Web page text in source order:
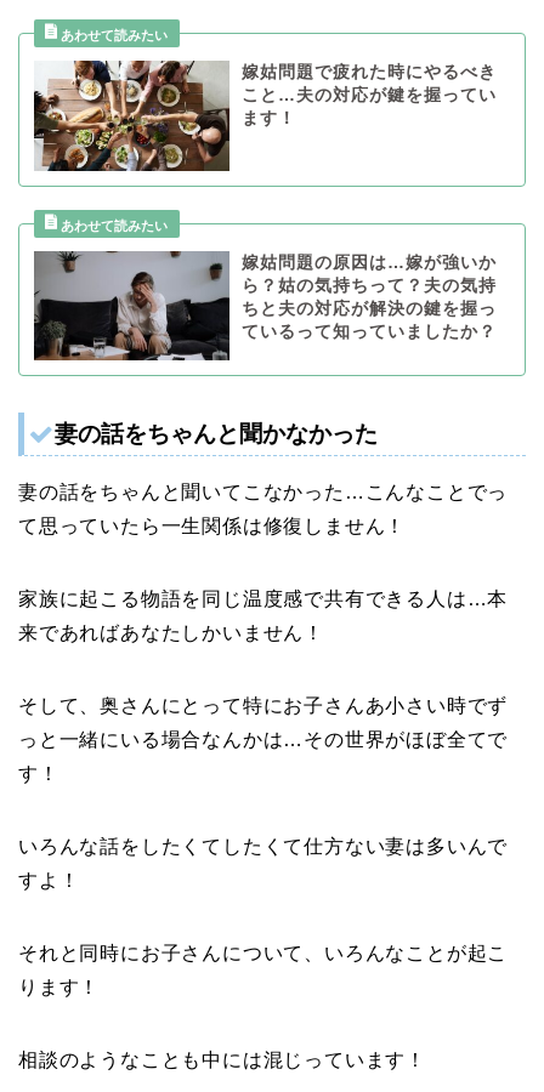
嫁姑問題で疲れた時にやるべき
こと…夫の対応が鍵を握ってい
ます！
嫁姑問題の原因は…嫁が強いか
ら？姑の気持ちって？夫の気持
ちと夫の対応が解決の鍵を握っ
ているって知っていましたか？
妻の話をちゃんと聞かなかった
妻の話をちゃんと聞いてこなかった…こんなことでっ
て思っていたら一生関係は修復しません！
家族に起こる物語を同じ温度感で共有できる人は…本
来であればあなたしかいません！
そして、奥さんにとって特にお子さんあ小さい時でず
っと一緒にいる場合なんかは…その世界がほぼ全てで
す！
いろんな話をしたくてしたくて仕方ない妻は多いんで
すよ！
それと同時にお子さんについて、いろんなことが起こ
ります！
相談のようなことも中には混じっています！